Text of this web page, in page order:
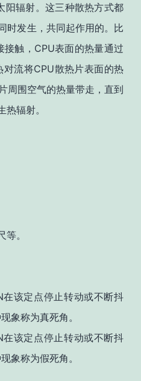
阳辐射。这三种散热方式都
时发生，共同起作用的。比
接触， CPU表面的热量通过
对流将CPU散热片表面的热
周围空气的热量带走，直到
辐射。
等。
在该定点停止转动或不断抖
象称为真死角。
在该定点停止转动或不断抖
象称为假死角。